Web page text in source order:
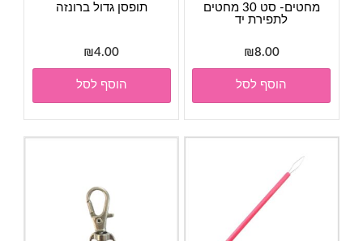
מחטים- סט 30 מחטים
לתפירת יד
₪8.00
הוסף לסל
תופסן גדול ברונזה
₪4.00
הוסף לסל